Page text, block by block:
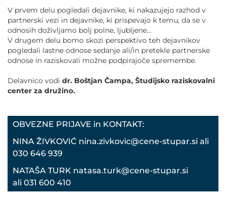
IZJAVA O DOSTOPNOSTI
V prvem delu pogledali dejavnike, ki nakazujejo razhod v
partnerski vezi in dejavnike, ki prispevajo k temu, da se v
odnosih doživljamo bolj polne, ljubljene...
V drugem delu bomo skozi perspektivo teh dejavnikov
pogledali lastne odnose sedanje ali/in pretekle partnerske
odnose in raziskovali možne podpirajoče spremembe.
Delavnico vodi dr. Boštjan Čampa, Študijsko raziskovalni
center za družino.
OBVEZNE PRIJAVE in KONTAKT:
NINA ŽIVKOVIĆ nina.zivkovic@cene-stupar.si ali
030 646 939
NATAŠA TURK natasa.turk@cene-stupar.si
ali 031 600 410